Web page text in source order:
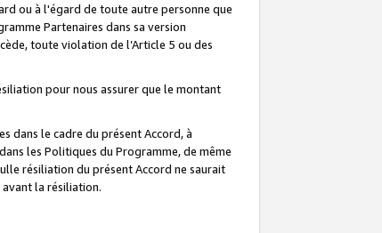
ou à l'égard de toute autre personne que
Partenaires dans sa version
toute violation de l’Article 5 ou des
pour nous assurer que le montant
dans le cadre du présent Accord, à
les Politiques du Programme, de même
résiliation du présent Accord ne saurait
la résiliation.